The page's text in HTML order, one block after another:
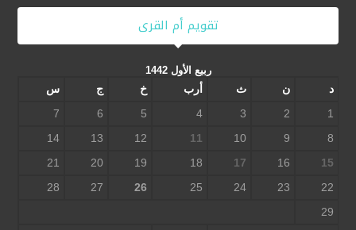
تقويم أم القرى
ربيع الأول 1442
د ن ث أرب خ ج س
1
2
3
4
5
6
7
8
9
10
11
12
13
14
15
16
17
18
19
20
21
22
23
24
25
26
27
28
29